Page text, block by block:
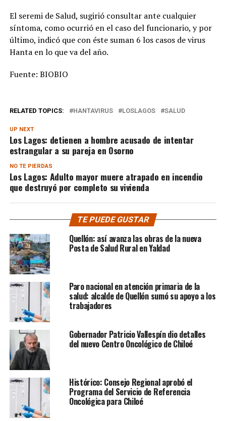
El seremi de Salud, sugirió consultar ante cualquier
síntoma, como ocurrió en el caso del funcionario, y por
último, indicó que con éste suman 6 los casos de virus
Hanta en lo que va del año.
Fuente: BIOBIO
RELATED TOPICS: HANTAVIRUS LOSLAGOS SALUD
UP NEXT
Los Lagos: detienen a hombre acusado de intentar
estrangular a su pareja en Osorno
NO TE PIERDAS
Los Lagos: Adulto mayor muere atrapado en incendio
que destruyó por completo su vivienda
TE PUEDE GUSTAR
Quellón: así avanza las obras de la nueva
Posta de Salud Rural en Yaldad
Paro nacional en atención primaria de la
salud: alcalde de Quellón sumó su apoyo a los
trabajadores
Gobernador Patricio Vallespín dio detalles
del nuevo Centro Oncológico de Chiloé
Histórico: Consejo Regional aprobó el
Programa del Servicio de Referencia
Oncológica para Chiloé